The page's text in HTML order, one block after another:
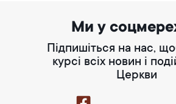
Ми у
Підпишіться на нас,
курсі всіх новин і
Церкви